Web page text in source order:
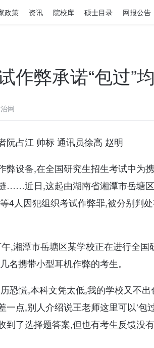
政策 资讯 院校库 硕士目录 网报公告
作弊承诺“包过”
网
阮占江 帅标 通讯员徐高 赵明
弊设备,在全国研究生招生考试中为
……近日,这起由湖南省湘潭市岳塘
4人因犯组织考试作弊罪,被分别判
,湘潭市岳塘区某学校正在进行全
名携带小型耳机作弊的考生。
恐慌,本科文凭太低,我的学校又不
一点,别人介绍说王老师这里可以‘包
到了选择题答案,但也有考生反馈没